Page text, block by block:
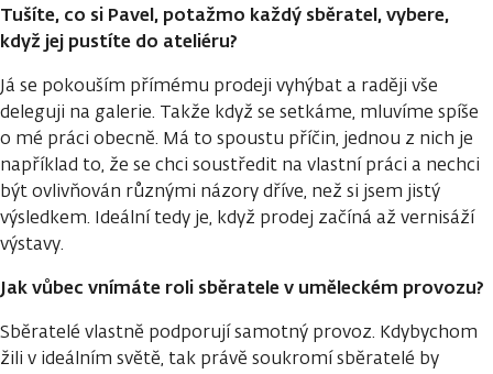
Tušíte, co si Pavel, potažmo každý sběratel, vybere,
když jej pustíte do ateliéru?
Já se pokouším přímému prodeji vyhýbat a raději vše
deleguji na galerie. Takže když se setkáme, mluvíme spíše
o mé práci obecně. Má to spoustu příčin, jednou z nich je
například to, že se chci soustředit na vlastní práci a nechci
být ovlivňován různými názory dříve, než si jsem jistý
výsledkem. Ideální tedy je, když prodej začíná až vernisáží
výstavy.
Jak vůbec vnímáte roli sběratele v uměleckém provozu?
Sběratelé vlastně podporují samotný provoz. Kdybychom
žili v ideálním světě, tak právě soukromí sběratelé by